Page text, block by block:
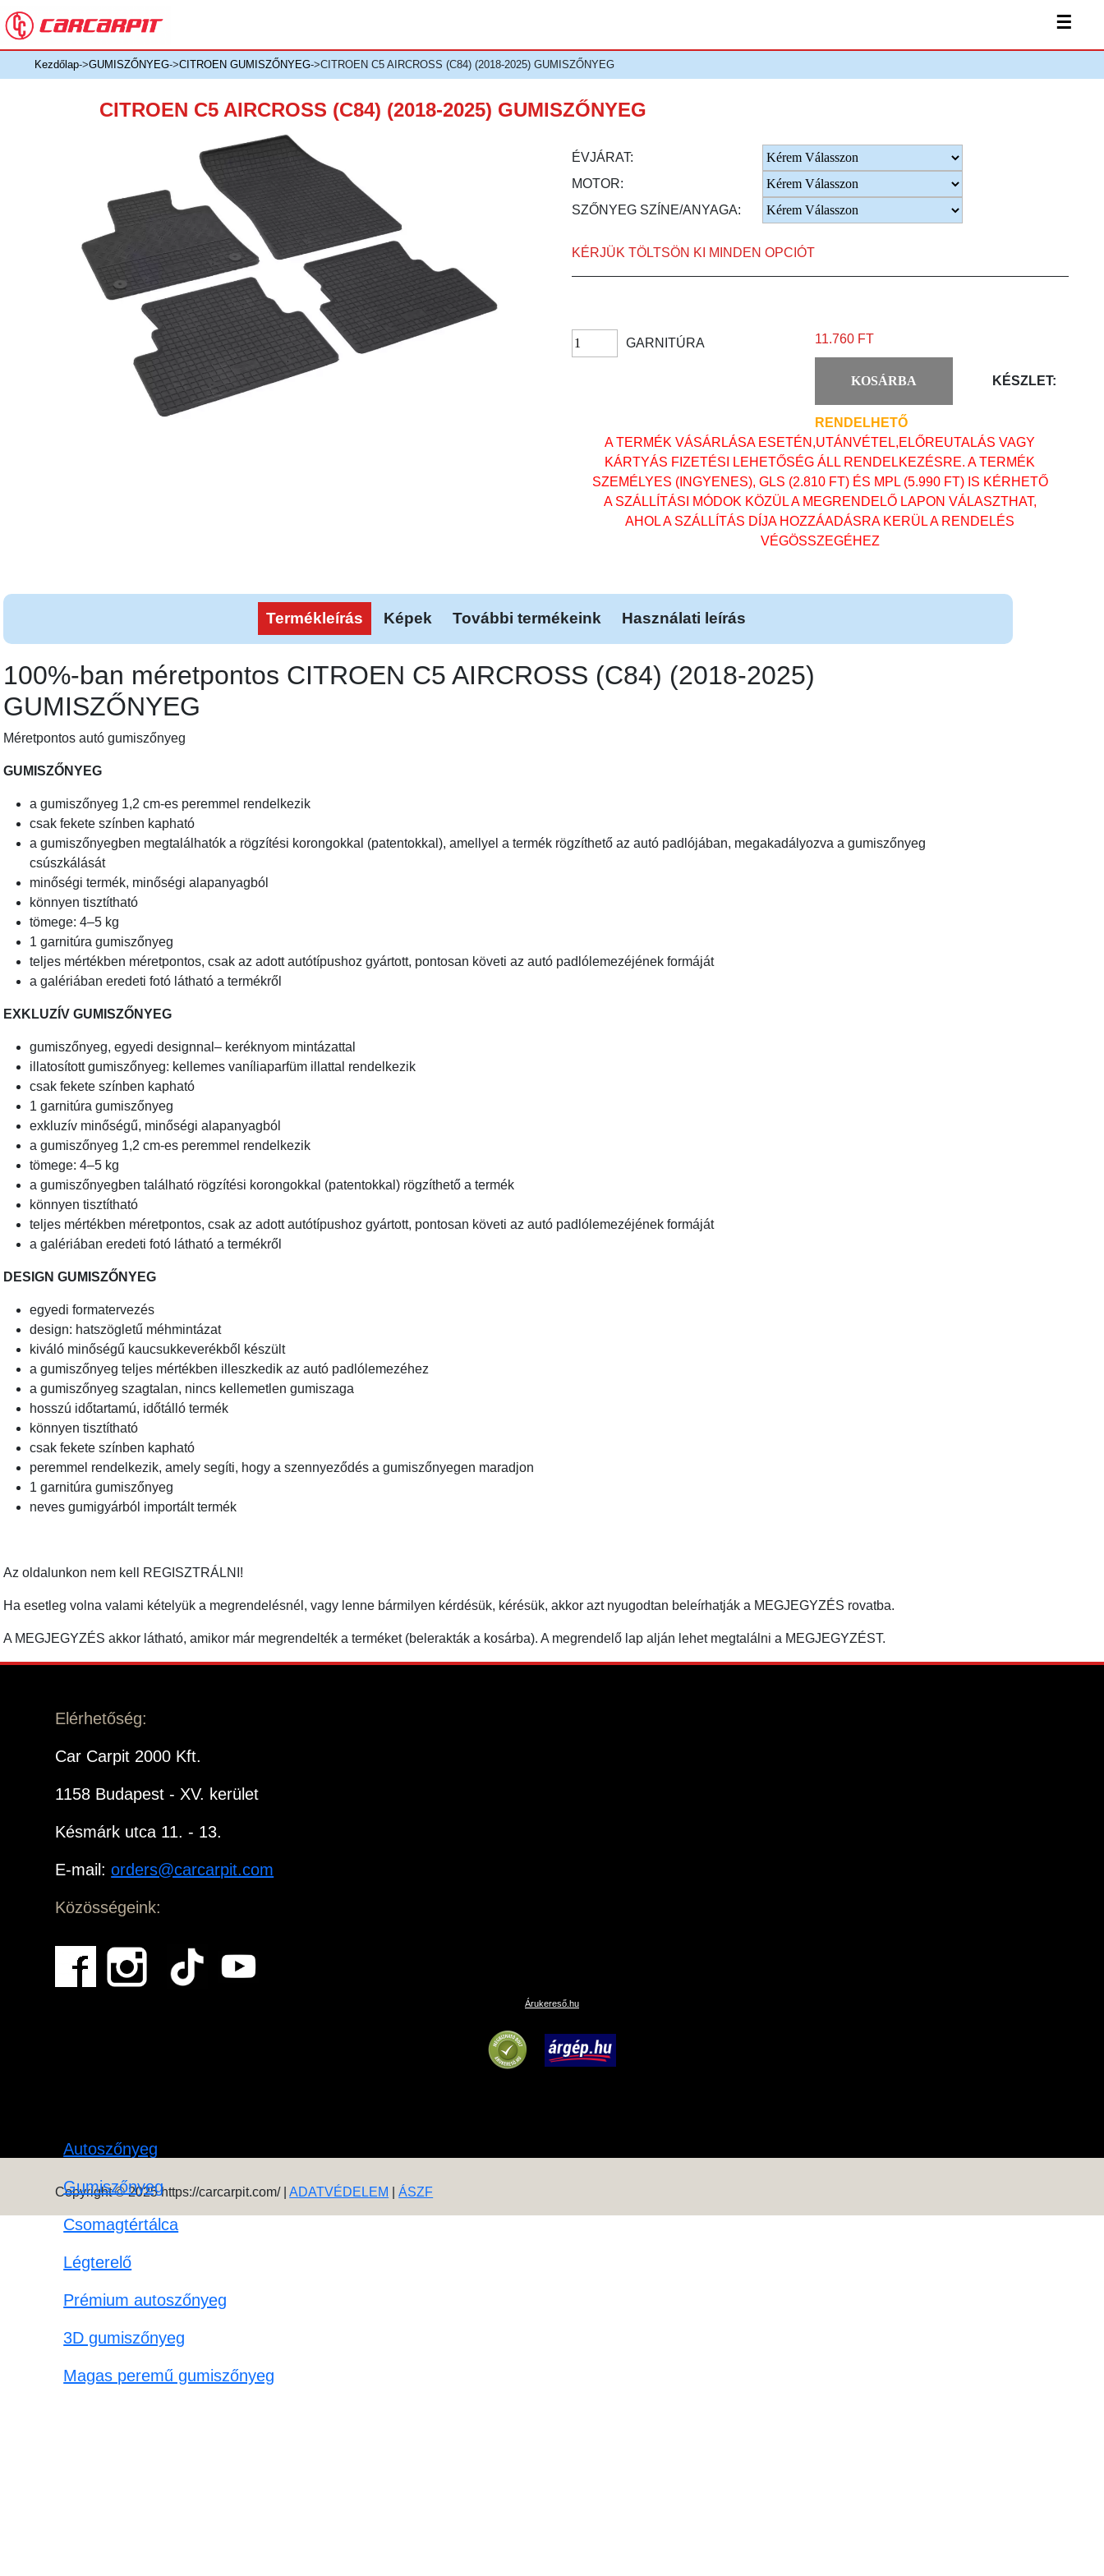
☰
Kezdőlap->GUMISZŐNYEG->CITROEN GUMISZŐNYEG->CITROEN C5 AIRCROSS (C84) (2018-2025) GUMISZŐNYEG
CITROEN C5 AIRCROSS (C84) (2018-2025) GUMISZŐNYEG
ÉVJÁRAT:
MOTOR:
SZŐNYEG SZÍNE/ANYAGA:
KÉRJÜK TÖLTSÖN KI MINDEN OPCIÓT
GARNITÚRA 11.760 FT
KOSÁRBA KÉSZLET:
RENDELHETŐ
A TERMÉK VÁSÁRLÁSA ESETÉN,UTÁNVÉTEL,ELŐREUTALÁS VAGY
KÁRTYÁS FIZETÉSI LEHETŐSÉG ÁLL RENDELKEZÉSRE. A TERMÉK
SZEMÉLYES (INGYENES), GLS (2.810 FT) ÉS MPL (5.990 FT) IS KÉRHETŐ
A SZÁLLÍTÁSI MÓDOK KÖZÜL A MEGRENDELŐ LAPON VÁLASZTHAT,
AHOL A SZÁLLÍTÁS DÍJA HOZZÁADÁSRA KERÜL A RENDELÉS
VÉGÖSSZEGÉHEZ
Termékleírás Képek További termékeink Használati leírás
100%-ban méretpontos CITROEN C5 AIRCROSS (C84) (2018-2025)
GUMISZŐNYEG
Méretpontos autó gumiszőnyeg
GUMISZŐNYEG
a gumiszőnyeg 1,2 cm-es peremmel rendelkezik
csak fekete színben kapható
a gumiszőnyegben megtalálhatók a rögzítési korongokkal (patentokkal), amellyel a termék rögzíthető az autó padlójában, megakadályozva a gumiszőnyeg
csúszkálását
minőségi termék, minőségi alapanyagból
könnyen tisztítható
tömege: 4–5 kg
1 garnitúra gumiszőnyeg
teljes mértékben méretpontos, csak az adott autótípushoz gyártott, pontosan követi az autó padlólemezéjének formáját
a galériában eredeti fotó látható a termékről
EXKLUZÍV GUMISZŐNYEG
gumiszőnyeg, egyedi designnal– keréknyom mintázattal
illatosított gumiszőnyeg: kellemes vaníliaparfüm illattal rendelkezik
csak fekete színben kapható
1 garnitúra gumiszőnyeg
exkluzív minőségű, minőségi alapanyagból
a gumiszőnyeg 1,2 cm-es peremmel rendelkezik
tömege: 4–5 kg
a gumiszőnyegben található rögzítési korongokkal (patentokkal) rögzíthető a termék
könnyen tisztítható
teljes mértékben méretpontos, csak az adott autótípushoz gyártott, pontosan követi az autó padlólemezéjének formáját
a galériában eredeti fotó látható a termékről
DESIGN GUMISZŐNYEG
egyedi formatervezés
design: hatszögletű méhmintázat
kiváló minőségű kaucsukkeverékből készült
a gumiszőnyeg teljes mértékben illeszkedik az autó padlólemezéhez
a gumiszőnyeg szagtalan, nincs kellemetlen gumiszaga
hosszú időtartamú, időtálló termék
könnyen tisztítható
csak fekete színben kapható
peremmel rendelkezik, amely segíti, hogy a szennyeződés a gumiszőnyegen maradjon
1 garnitúra gumiszőnyeg
neves gumigyárból importált termék
Az oldalunkon nem kell REGISZTRÁLNI!
Ha esetleg volna valami kételyük a megrendelésnél, vagy lenne bármilyen kérdésük, kérésük, akkor azt nyugodtan beleírhatják a MEGJEGYZÉS rovatba.
A MEGJEGYZÉS akkor látható, amikor már megrendelték a terméket (belerakták a kosárba). A megrendelő lap alján lehet megtalálni a MEGJEGYZÉST.
Elérhetőség:
Car Carpit 2000 Kft.
1158 Budapest - XV. kerület
Késmárk utca 11. - 13.
E-mail:orders@carcarpit.com
Közösségeink:
Árukereső.hu
Autoszőnyeg
Gumiszőnyeg
Csomagtértálca
Légterelő
Prémium autoszőnyeg
3D gumiszőnyeg
Magas peremű gumiszőnyeg
Copyright © 2025 https://carcarpit.com/ |ADATVÉDELEM |ÁSZF